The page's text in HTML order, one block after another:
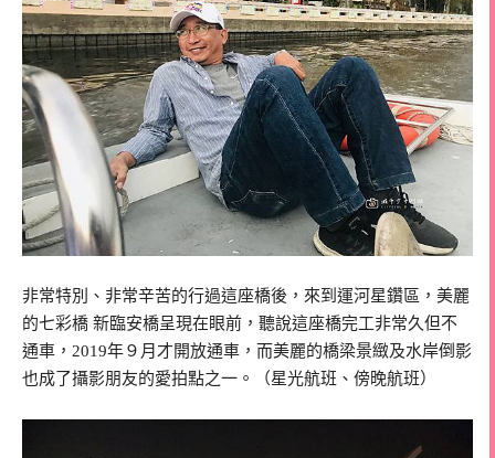
非常特別、非常辛苦的行過這座橋後，來到運河星鑽區，美麗
的七彩橋 新臨安橋呈現在眼前，聽說這座橋完工非常久但不
通車，2019年９月才開放通車，而美麗的橋梁景緻及水岸倒影
也成了攝影朋友的愛拍點之一。（星光航班、傍晚航班）